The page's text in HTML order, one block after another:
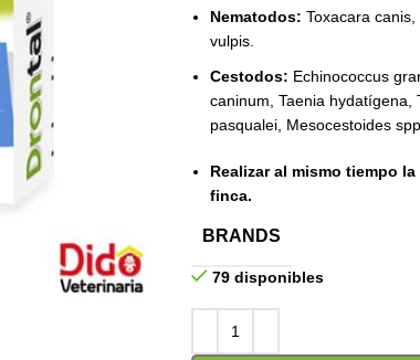
Nematodos: Toxacara
vulpis.
Cestodos: Echinococcus
caninum, Taenia hydatígena,
pasqualei, Mesocestoides spp.
Realizar al mismo tiempo
finca.
BRANDS
79 disponibles